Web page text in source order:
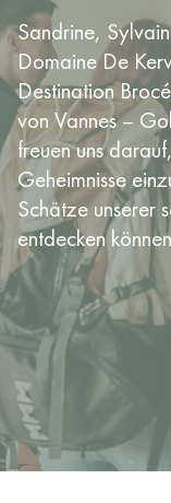
Sandrine,
Domaine De
Destination
von Vannes –
freuen uns
Geheimnisse
Schätze unserer
entdecken